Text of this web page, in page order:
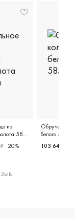
пробы,
из
585
20%
белого
103 643 ₽